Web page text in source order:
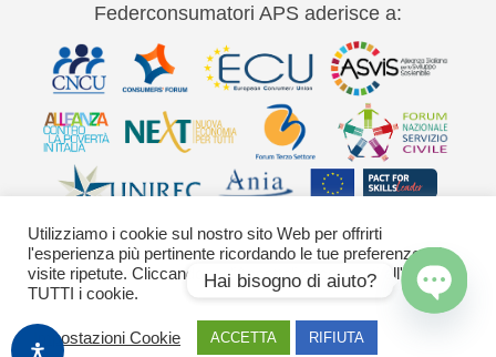
Federconsumatori APS aderisce a:
Via Palestro 11 00185 Roma - tel 06
42020755-9 federconsumatori@federconsumatori.it Ufficio stampa tel: 06
Utilizziamo i cookie sul nostro sito Web per offrirti
l'esperienza più pertinente ricordando le tue preferenze e le
visite ripetute. Cliccando su "Accetta" acconsenti all'uso di
TUTTI i cookie.
Impostazioni Cookie ACCETTA RIFIUTA
Hai bisogno di aiuto?